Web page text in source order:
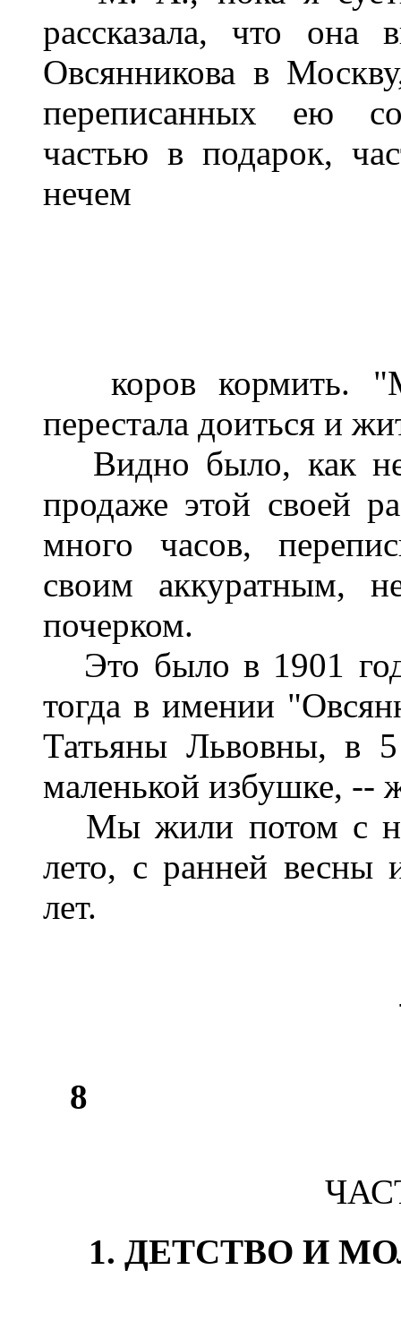
рассказала, что она
Овсянникова в
переписанных ею
частью в подарок,
нечем
коров кормить.
перестала доиться и
Видно было, как
продаже этой своей
много часов,
своим аккуратным,
почерком.
Это было в 1901
тогда в имении
Татьяны Львовны, в
маленькой избушке, --
Мы жили потом с
лето, с ранней весны
лет.
8
1. ДЕТСТВО И